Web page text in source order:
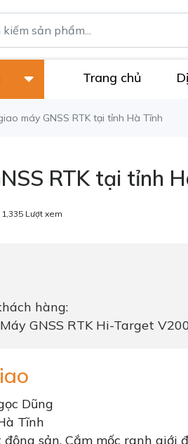
Trang chủ
máy GNSS RTK tại tỉnh Hà Tĩnh
RTK tại tỉnh
1,335 Lượt xem
hàng:
GNSS RTK Hi-Target
Dũng
Tĩnh
sản, Cắm mốc ranh giới